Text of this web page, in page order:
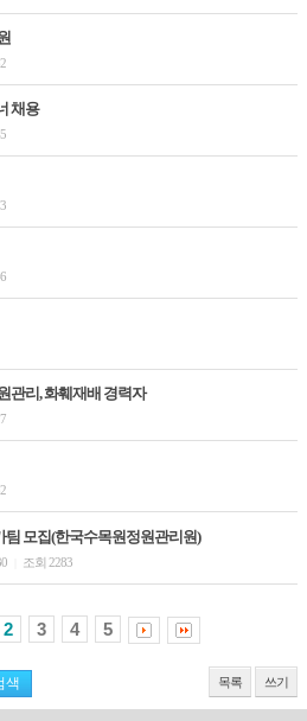
채용
관리, 화훼재배 경력자
모집(한국수목원정원관리원)
조회 2283
2 3 4 5
목록 쓰기